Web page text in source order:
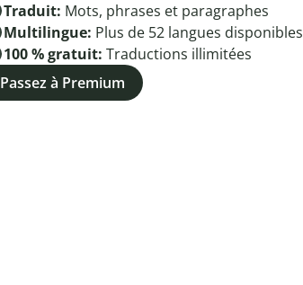
Traduit: Mots, phrases et paragraphes
Multilingue: Plus de 52 langues disponibles
100 % gratuit: Traductions illimitées
Passez à Premium